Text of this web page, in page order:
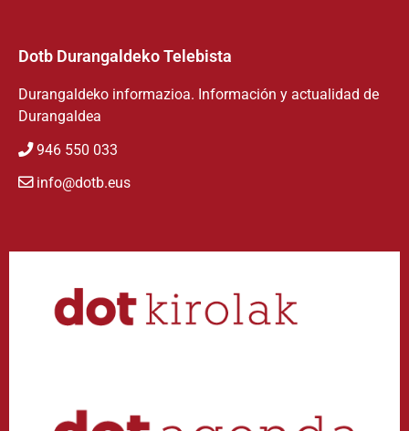
Dotb Durangaldeko Telebista
Durangaldeko informazioa. Información y actualidad de
Durangaldea
946 550 033
info@dotb.eus